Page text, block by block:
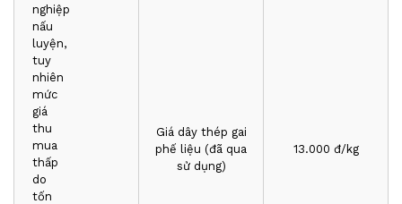
nghiệp
nấu
luyện,
tuy
nhiên
mức
giá
thu
mua
thấp
do
tốn
Giá dây thép gai
phế liệu (đã qua
sử dụng)
13.000 đ/kg